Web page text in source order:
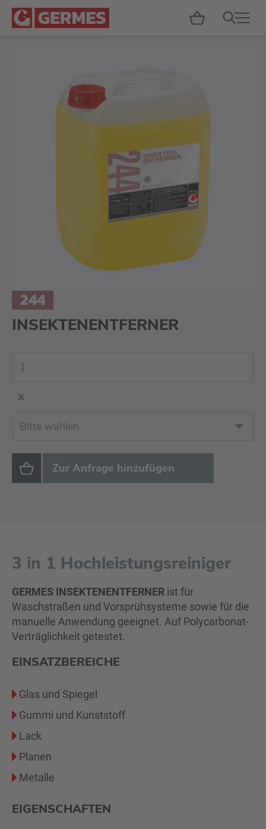
244
INSEKTENENTFERNER
3 in 1 Hochleistungsreiniger
GERMES INSEKTENENTFERNER ist für
Waschstraßen und Vorsprühsysteme sowie für die
manuelle Anwendung geeignet. Auf Polycarbonat-
Verträglichkeit getestet.
EINSATZBEREICHE
Glas und Spiegel
Gummi und Kunststoff
Lack
Planen
Metalle
EIGENSCHAFTEN